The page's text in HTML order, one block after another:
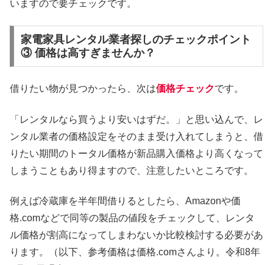
いますので要チェックです。
家電家具レンタル業者探しのチェックポイント
③ 価格は高すぎませんか？
借りたい物が見つかったら、次は価格チェックです。
「レンタルなら買うより安いはずだ。」と思い込んで、レ
ンタル業者の価格設定をそのまま受け入れてしまうと、借
りたい期間のトータル価格が新品購入価格より高くなって
しまうこともあり得ますので、注意したいところです。
例えば冷蔵庫を半年間借りるとしたら、Amazonや価
格.comなどで同等の製品の値段をチェックして、レンタ
ル価格が割高になってしまわないか比較検討する必要があ
ります。（以下、参考価格は価格.comさんより。令和8年